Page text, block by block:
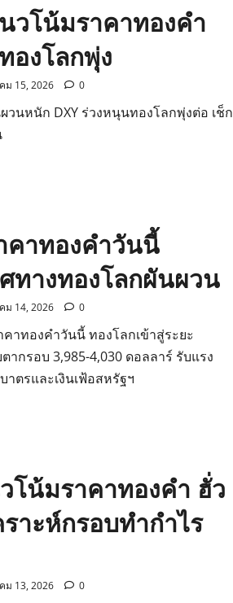
วโน้มราคาทองคำ
งโลกพุ่ง
ม 15, 2026 0
นหนัก DXY ร่วงหนุนทองโลกพุ่งต่อ เช็ก
คาทองคำวันนี้
ทางทองโลกผันผวน
ม 14, 2026 0
าทองคำวันนี้ ทองโลกเข้าสู่ระยะ
ากรอบ 3,985-4,030 ดอลลาร์ รับแรง
ตรและเงินเฟ้อสหรัฐฯ
โน้มราคาทองคำ ฮั่ว
ราะห์กรอบทำกำไร
ม 13, 2026 0